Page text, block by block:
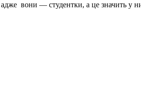
вони — студентки, а це значить у